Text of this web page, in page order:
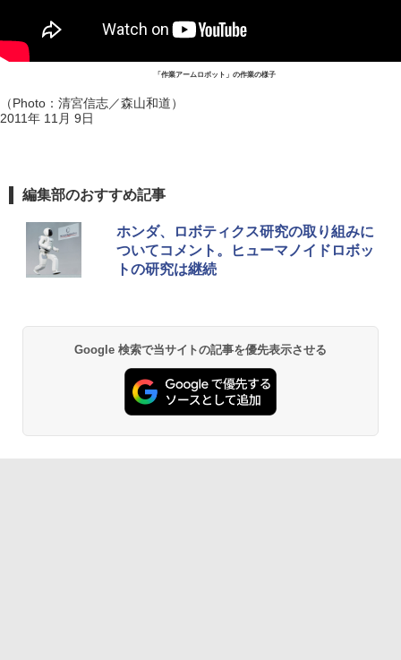
「作業アームロボット」の作業の様子
（Photo：清宮信志／森山和道）
2011年 11月 9日
編集部のおすすめ記事
ホンダ、ロボティクス研究の取り組みに
ついてコメント。ヒューマノイドロボッ
トの研究は継続
Google 検索で当サイトの記事を優先表示させる